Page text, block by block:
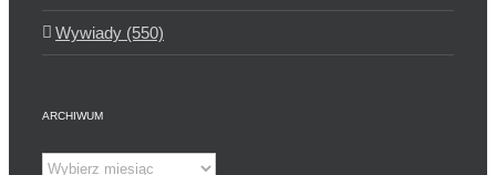
Wywiady (550)
ARCHIWUM
Archiwum